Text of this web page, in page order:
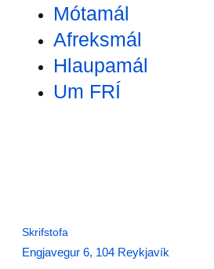
Mótamál
Afreksmál
Hlaupamál
Um FRÍ
Skrifstofa
Engjavegur 6, 104 Reykjavík